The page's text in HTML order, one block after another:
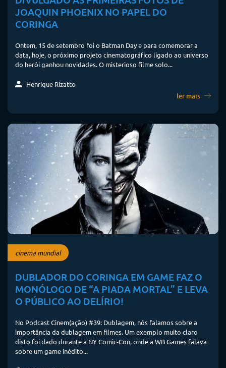
JOAQUIN PHOENIX NO PAPEL DO
CORINGA
Ontem, 15 de setembro foi o Batman Day e para comemorar a
data, hoje, o próximo projeto cinematográfico ligado ao universo
do herói ganhou novidades. O misterioso filme solo...
Henrique Rizatto
ler mais
cinema mundial
DUBLADOR DO CORINGA EM GAME FAZ O
MONÓLOGO DE “A PIADA MORTAL” E LEVA
O PÚBLICO AO DELÍRIO!
No Podcast Cinem(ação) #39: Dublagem, nós falamos sobre a
importância da dublagem em filmes. Um exemplo muito claro
disto foi dado durante a NY Comic-Con, onde a WB Games falava
sobre um game inédito...